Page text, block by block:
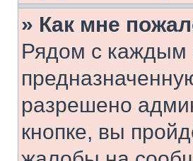
» Как мне
Рядом с каждым
разрешено
кнопке, вы